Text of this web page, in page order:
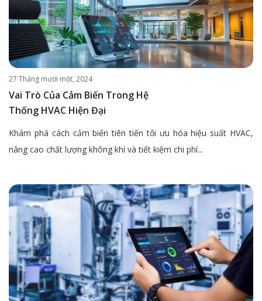
27 Tháng mười một, 2024
Vai Trò Của Cảm Biến Trong Hệ
Thống HVAC Hiện Đại
Khám phá cách cảm biến tiên tiến tối ưu hóa hiệu suất HVAC,
nâng cao chất lượng không khí và tiết kiệm chi phí...